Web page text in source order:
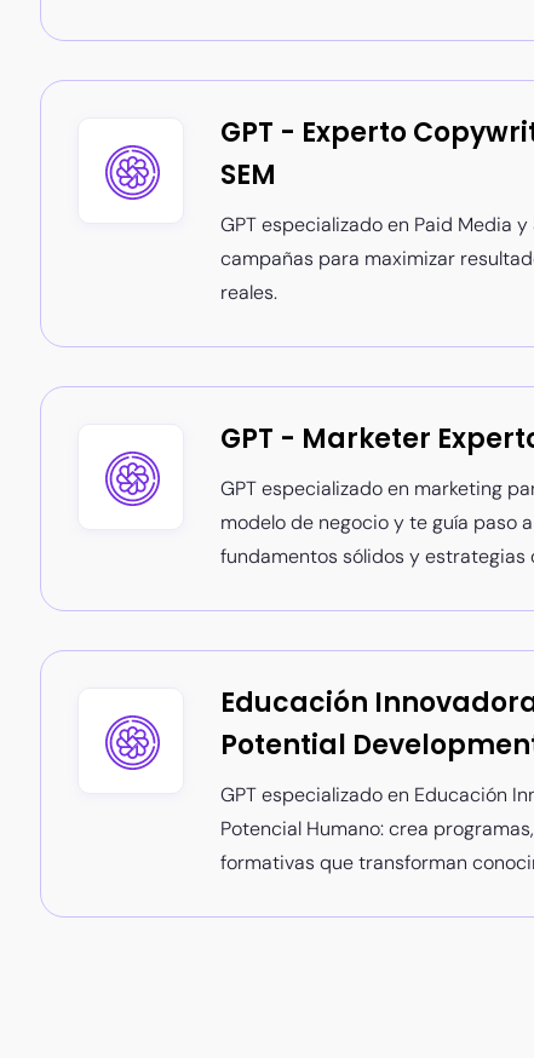
GPT - Experto
SEM
GPT especializado en Paid Media
campañas para maximizar
reales.
GPT - Marketer
GPT especializado en marketing
modelo de negocio y te guía paso
fundamentos sólidos y estrategias
Educación
Potential
GPT especializado en Educación
Potencial Humano: crea
formativas que transforman